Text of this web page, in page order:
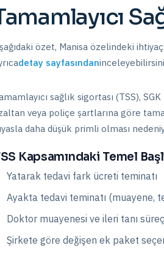
özet, Manisa özelindeki
detay sayfasından
sağlık sigortası (TSS),
veya poliçe şartlarına göre
daha düşük primli olması
Kapsamındaki Temel
Yatarak tedavi fark ücreti teminatı
Ayakta tedavi teminatı (muayene,
Doktor muayenesi ve ileri tanı
Şirkete göre değişen ek paket